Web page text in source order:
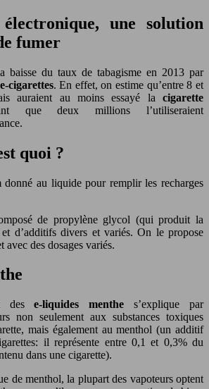
une solution
fumer
baisse du taux de tabagisme en 2013 par
e-cigarettes. En effet, on estime qu’entre 8 et
auraient au moins essayé la cigarette
que deux millions l’utiliseraient
quoi ?
donné au liquide pour remplir les recharges
de propylène glycol (qui produit la
d’additifs divers et variés. On le propose
avec des dosages variés.
dese-liquides menthe s’explique par
non seulement aux substances toxiques
mais également au menthol (un additif
il représente entre 0,1 et 0,3% du
dans une cigarette).
de menthol, la plupart des vapoteurs optent